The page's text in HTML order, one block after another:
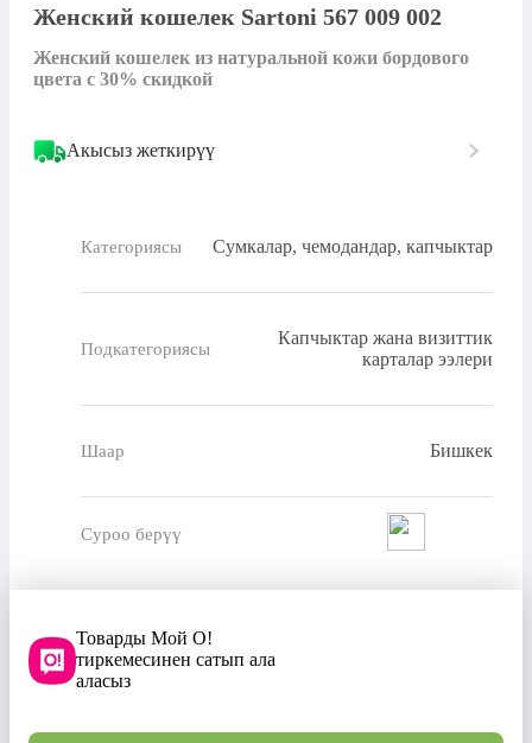
Женский кошелек Sartoni 567 009 002
Женский кошелек из натуральной кожи бордового
цвета с 30% скидкой
Акысыз жеткирүү
Категориясы Сумкалар, чемодандар, капчыктар
Подкатегориясы
Капчыктар жана визиттик
карталар ээлери
Шаар Бишкек
Суроо берүү
Товарды Мой О!
тиркемесинен сатып ала
аласыз